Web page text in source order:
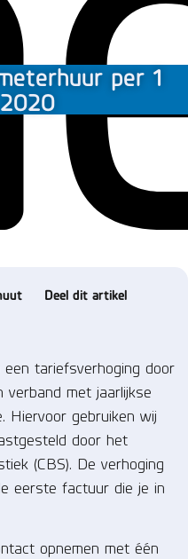
per 1
Deel dit artikel
tariefsverhoging door
met jaarlijkse
Hiervoor gebruiken wij
door het
(CBS). De verhoging
eerste factuur die je in
opnemen met één